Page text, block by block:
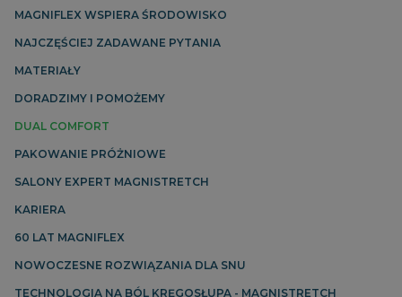
MAGNIFLEX WSPIERA ŚRODOWISKO
NAJCZĘŚCIEJ ZADAWANE PYTANIA
MATERIAŁY
DORADZIMY I POMOŻEMY
DUAL COMFORT
PAKOWANIE PRÓŻNIOWE
SALONY EXPERT MAGNISTRETCH
KARIERA
60 LAT MAGNIFLEX
NOWOCZESNE ROZWIĄZANIA DLA SNU
TECHNOLOGIA NA BÓL KRĘGOSŁUPA - MAGNISTRETCH
dobrzespac.magniflex.pl
YouTube
.youtube.com